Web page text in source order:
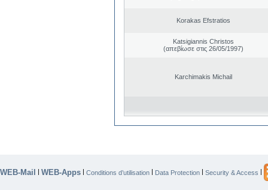
Korakas Efstratios
Katsigiannis Christos
(απεβίωσε στις 26/05/1997)
Karchimakis Michail
WEB-Mail | WEB-Apps | Conditions d’utilisation | Data Protection | Security & Access |